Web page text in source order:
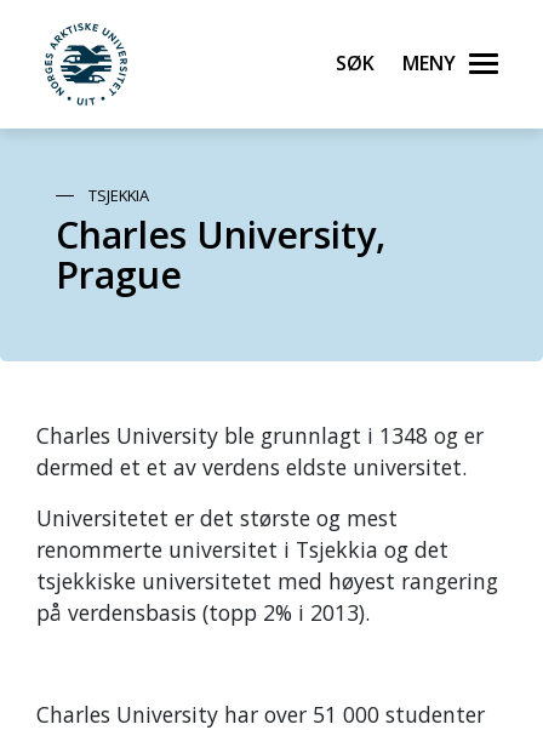
Gå til hovedinnhold
UiT Norges arktiske universitet
Søk Meny
TSJEKKIA
Charles University,
Prague
Charles University ble grunnlagt i 1348 og er
dermed et et av verdens eldste universitet.
Universitetet er det største og mest
renommerte universitet i Tsjekkia og det
tsjekkiske universitetet med høyest rangering
på verdensbasis (topp 2% i 2013).
Charles University har over 51 000 studenter